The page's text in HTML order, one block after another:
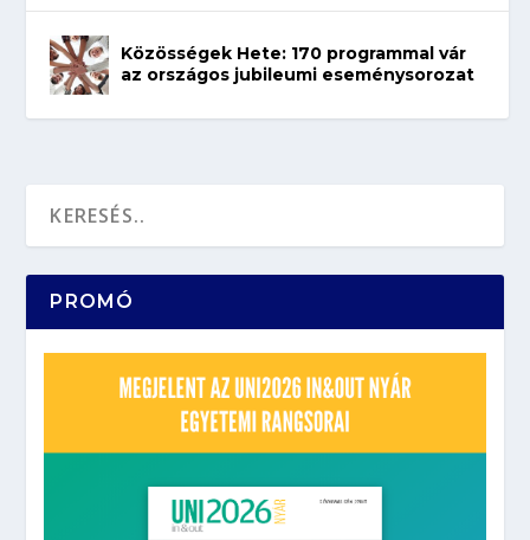
Közösségek Hete: 170 programmal vár
az országos jubileumi eseménysorozat
PROMÓ